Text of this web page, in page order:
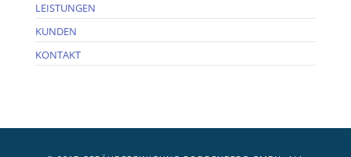
LEISTUNGEN
KUNDEN
KONTAKT